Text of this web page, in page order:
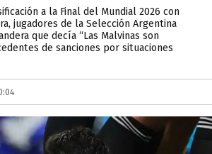
a la Final del Mundial 2026 con
jugadores de la Selección Argentina
que decía “Las Malvinas son
de sanciones por situaciones